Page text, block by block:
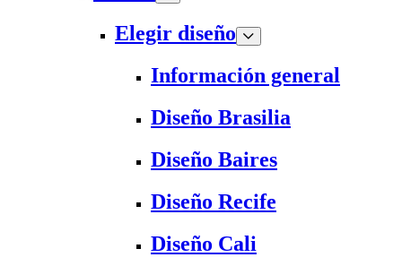
Elegir diseño
Información general
Diseño Brasilia
Diseño Baires
Diseño Recife
Diseño Cali